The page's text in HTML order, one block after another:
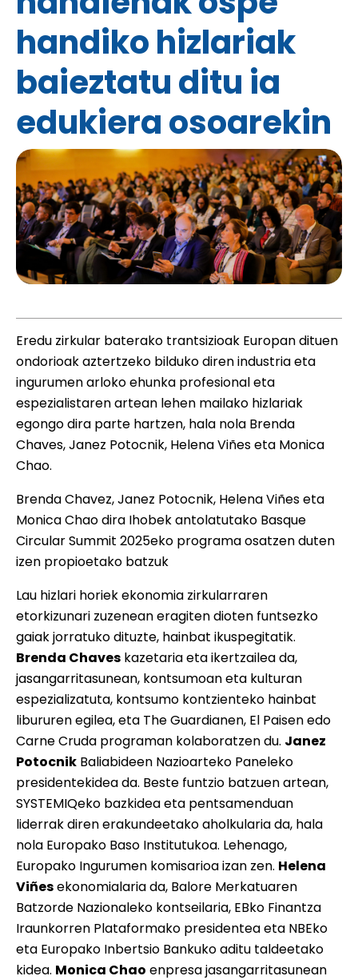
handiko hizlariak
baieztatu ditu ia
edukiera osoarekin
Eredu zirkular baterako trantsizioak Europan dituen
ondorioak aztertzeko bilduko diren industria eta
ingurumen arloko ehunka profesional eta
espezialistaren artean lehen mailako hizlariak
egongo dira parte hartzen, hala nola Brenda
Chaves, Janez Potocnik, Helena Viñes eta Monica
Chao.
Brenda Chavez, Janez Potocnik, Helena Viñes eta
Monica Chao dira Ihobek antolatutako Basque
Circular Summit 2025eko programa osatzen duten
izen propioetako batzuk
Lau hizlari horiek ekonomia zirkularraren
etorkizunari zuzenean eragiten dioten funtsezko
gaiak jorratuko dituzte, hainbat ikuspegitatik.
Brenda Chaves kazetaria eta ikertzailea da,
jasangarritasunean, kontsumoan eta kulturan
espezializatuta, kontsumo kontzienteko hainbat
libururen egilea, eta The Guardianen, El Paisen edo
Carne Cruda programan kolaboratzen du. Janez
Potocnik Baliabideen Nazioarteko Paneleko
presidentekidea da. Beste funtzio batzuen artean,
SYSTEMIQeko bazkidea eta pentsamenduan
liderrak diren erakundeetako aholkularia da, hala
nola Europako Baso Institutukoa. Lehenago,
Europako Ingurumen komisarioa izan zen. Helena
Viñesekonomialaria da, Balore Merkatuaren
Batzorde Nazionaleko kontseilaria, EBko Finantza
Iraunkorren Plataformako presidentea eta NBEko
eta Europako Inbertsio Bankuko aditu taldeetako
kidea. Monica Chao enpresa jasangarritasunean